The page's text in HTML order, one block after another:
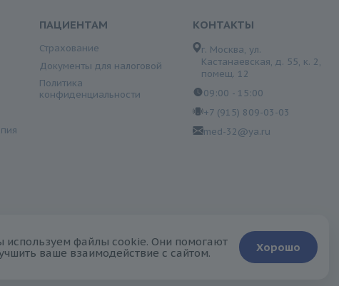
ПАЦИЕНТАМ
Страхование
Документы для налоговой
Политика
конфиденциальности
КОНТАКТЫ
г. Москва, ул.
Кастанаевская, д. 55, к. 2,
помещ. 12
09:00 - 15:00
+7 (915) 809-03-03
med-32@ya.ru
ознакомительный характер и не может быть
свое согласие на обработку персональной
используем файлы cookie. Они помогают
ваше взаимодействие с сайтом.
Хорошо